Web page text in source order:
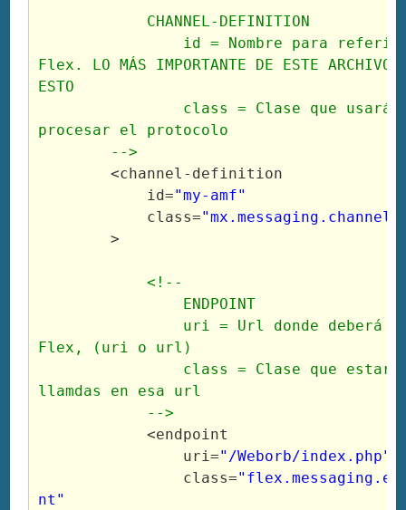
CHANNEL-DEFINITION
id = Nombre para referirnos
Flex. LO MÁS IMPORTANTE DE ESTE ARCHIVO
ESTO
class = Clase que usará el
procesar el protocolo
-->
<channel -definition
id="my-amf"
class=
>
<!--
ENDPOINT
uri = Url donde deberá
Flex, (uri o url)
class = Clase que estará
llamdas en esa url
-->
<endpoint
uri="/Weborb/index.php"
class=
nt"